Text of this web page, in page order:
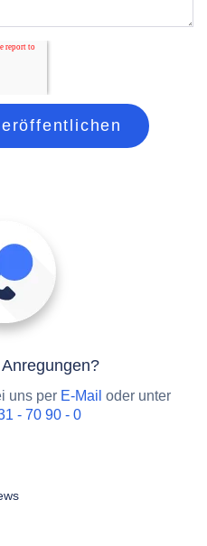
uns per E-Mail oder unter
- 70 90 - 0